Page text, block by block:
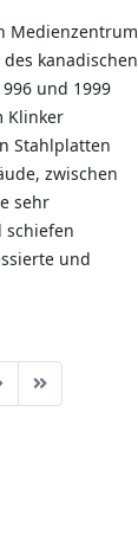
Medienzentrum
kanadischen
und 1999
Klinker
Stahlplatten
zwischen
sehr
schiefen
und